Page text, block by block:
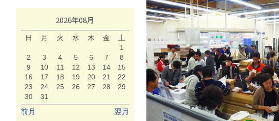
2026年08月
日 月 火 水 木 金
土
1
2
3 4 5 6 7
8
9
10 11 12 13 14
15
16
17 18 19 20 21
22
23
24 25 26 27 28
29
30
31
前月 翌月